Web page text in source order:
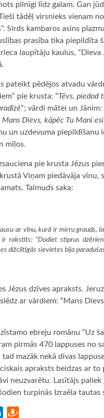
pilnīgi līdz galam. Gan
tādēļ virsnieks vienam
Sirds kambaros asins
prasība tika piepildīta
laupītāju kaulus, “Dieva
pateikt pēdējos atvadu
pie krusta: “Tēvs, piedod
“; vārdi mātei un Jānim:
Dievs, kāpēc Tu Mani
un uzdevuma
mīļos.
pie krusta Jēzus
Viņam piedāvāja vīnu,
Talmuds saka:
ar vīnu, kurā ir mirru grauds,
rakstīts: “Dodiet stiprus
dižciltīgās sievietes bija
Jēzus dzīves apraksts.
ar vārdiem: “Mans
ebreju romānu “Uz
pirmās 470 lappuses no
mazāk nekā divas
apraksts beidzas ar
neuzvarētu. Lasītājs
turpinās Izraēla
LinkedIn